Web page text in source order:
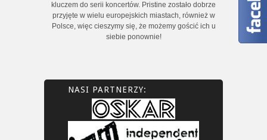
kluczem do serii koncertów. Pristine zostało dobrze
przyjęte w wielu europejskich miastach, również w
Polsce, więc cieszymy się, że możemy gościć ich u
siebie ponownie!
NASI PARTNERZY: